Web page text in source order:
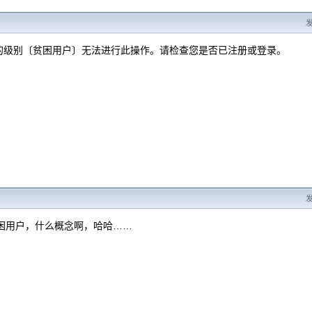
级别〔贫困用户〕无法进行此操作。请检查您是否已注册或登录。
用户，什么概念啊，哈哈……